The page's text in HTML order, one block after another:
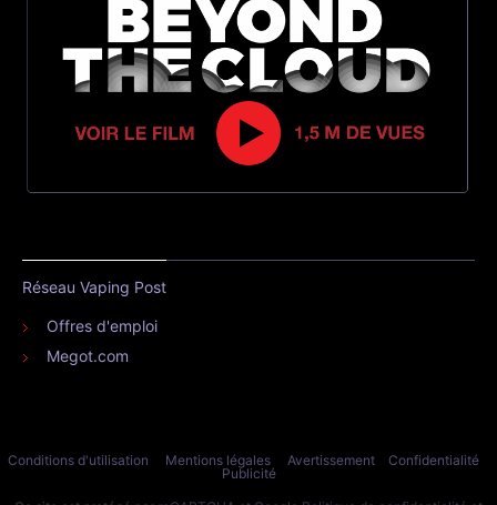
Réseau Vaping Post
Offres d'emploi
Megot.com
Conditions d'utilisation Mentions légales Avertissement
Confidentialité
Publicité